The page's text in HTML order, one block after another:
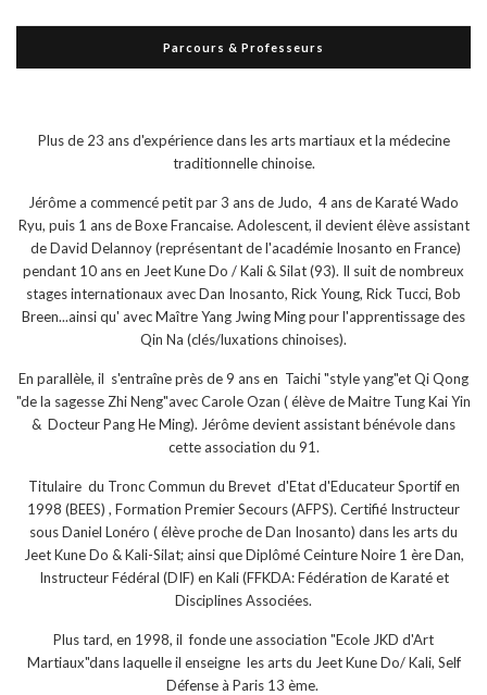
Parcours & Professeurs
Plus de 23 ans d'expérience dans les arts martiaux et la médecine
traditionnelle chinoise.
Jérôme a commencé petit par 3 ans de Judo, 4 ans de Karaté Wado
Ryu, puis 1 ans de Boxe Francaise. Adolescent, il devient élève assistant
de David Delannoy (représentant de l'académie Inosanto en France)
pendant 10 ans en Jeet Kune Do / Kali & Silat (93). Il suit de nombreux
stages internationaux avec Dan Inosanto, Rick Young, Rick Tucci, Bob
Breen...ainsi qu' avec Maître Yang Jwing Ming pour l'apprentissage des
Qin Na (clés/luxations chinoises).
En parallèle, il s'entraîne près de 9 ans en Taichi "style yang"et Qi Qong
"de la sagesse Zhi Neng"avec Carole Ozan ( élève de Maitre Tung Kai Yin
& Docteur Pang He Ming). Jérôme devient assistant bénévole dans
cette association du 91.
Titulaire du Tronc Commun du Brevet d'Etat d'Educateur Sportif en
1998 (BEES) , Formation Premier Secours (AFPS). Certifié Instructeur
sous Daniel Lonéro ( élève proche de Dan Inosanto) dans les arts du
Jeet Kune Do & Kali-Silat; ainsi que Diplômé Ceinture Noire 1 ère Dan,
Instructeur Fédéral (DIF) en Kali (FFKDA: Fédération de Karaté et
Disciplines Associées.
Plus tard, en 1998, il fonde une association "Ecole JKD d'Art
Martiaux"dans laquelle il enseigne les arts du Jeet Kune Do/ Kali, Self
Défense à Paris 13 ème.